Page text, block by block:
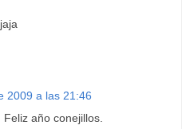
2009 a las 21:46
año conejillos.